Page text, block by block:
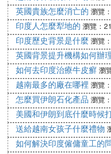
揮。比如伊斯蘭革命衛隊
哈梅內伊任命，而非伊朗
梅內伊直接向伊朗武裝力
令，要求成立「醫療衛
做出決策指示。
綜上所述，伊朗總統的
領袖的嚴格制約。盡管總
擁有一定的行政權，但關
權卻在最高精神領袖手中
英國貴族怎麼消亡的 瀏覽
印度人怎麼犁地的 瀏覽：
印度歷史背景是什麼 瀏覽
英國背景提升機構如何辦
如何去印度治療牛皮癬 瀏
越南最多的廠在哪裡 瀏覽
怎麼買伊朗石化產品 瀏覽
美國和伊朗到底什麼時候
送給越南女孩子什麼禮物
如何解決印度僱傭童工的